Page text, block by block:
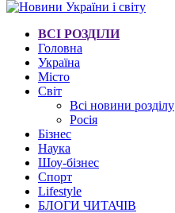
ВСІ РОЗДІЛИ
Головна
Україна
Місто
Світ
Всі новини розділу
Росія
Бізнес
Наука
Шоу-бізнес
Спорт
Lifestyle
БЛОГИ ЧИТАЧІВ